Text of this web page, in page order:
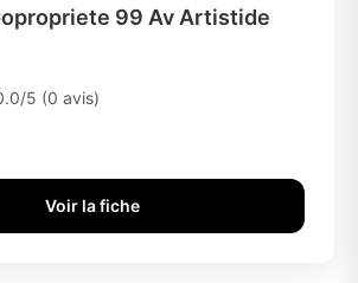
99 Av Artistide
5 (0 avis)
Voir la fiche